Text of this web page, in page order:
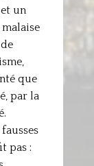
un
que
par la
pas :